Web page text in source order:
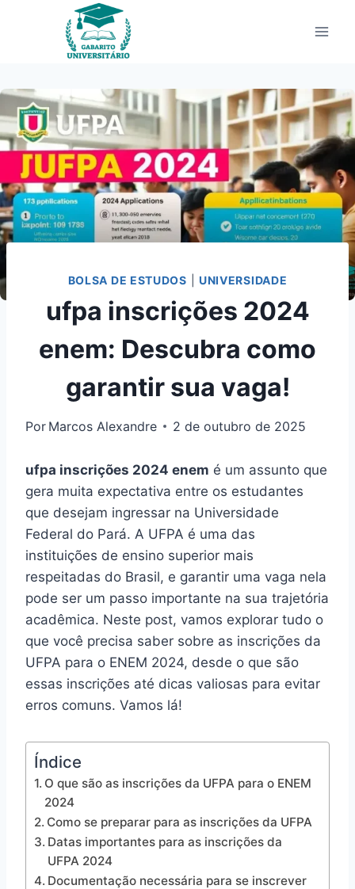
BOLSA DE ESTUDOS UNIVERSIDADE
ufpa inscrições 2024
enem: Descubra como
garantir sua vaga!
Por Marcos Alexandre 2 de outubro de 2025
ufpa inscrições 2024 enem é um assunto que
gera muita expectativa entre os estudantes
que desejam ingressar na Universidade
Federal do Pará. A UFPA é uma das
instituições de ensino superior mais
respeitadas do Brasil, e garantir uma vaga nela
pode ser um passo importante na sua trajetória
acadêmica. Neste post, vamos explorar tudo o
que você precisa saber sobre as inscrições da
UFPA para o ENEM 2024, desde o que são
essas inscrições até dicas valiosas para evitar
erros comuns. Vamos lá!
Índice
O que são as inscrições da UFPA para o ENEM
2024
Como se preparar para as inscrições da UFPA
Datas importantes para as inscrições da
UFPA 2024
Documentação necessária para se inscrever